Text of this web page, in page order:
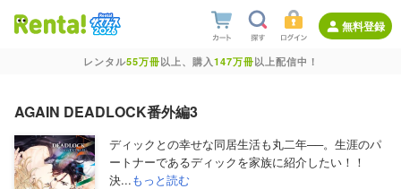
無料登録
レンタル55万冊以上、購入147万冊以上配信中！
AGAIN DEADLOCK番外編3
ディックとの幸せな同居生活も丸二年──。生涯のパ
ートナーであるディックを家族に紹介したい！！
決...もっと読む